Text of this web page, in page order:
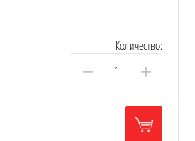
Количество:
− +